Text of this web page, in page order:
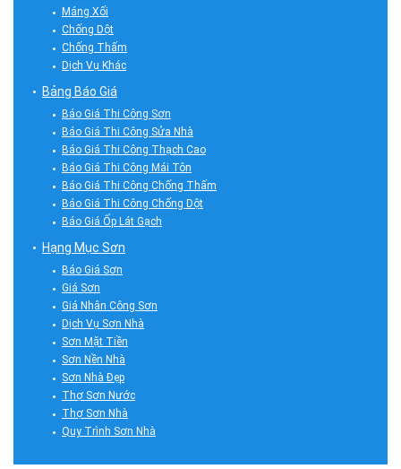
Máng Xối
Chống Dột
Chống Thấm
Dịch Vụ Khác
Bảng Báo Giá
Báo Giá Thi Công Sơn
Báo Giá Thi Công Sửa Nhà
Báo Giá Thi Công Thạch Cao
Báo Giá Thi Công Mái Tôn
Báo Giá Thi Công Chống Thấm
Báo Giá Thi Công Chống Dột
Báo Giá Ốp Lát Gạch
Hạng Mục Sơn
Báo Giá Sơn
Giá Sơn
Giá Nhân Công Sơn
Dịch Vụ Sơn Nhà
Sơn Mặt Tiền
Sơn Nền Nhà
Sơn Nhà Đẹp
Thợ Sơn Nước
Thợ Sơn Nhà
Quy Trình Sơn Nhà